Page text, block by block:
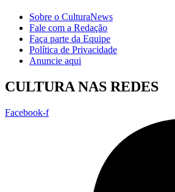
Sobre o CulturaNews
Fale com a Redação
Faça parte da Equipe
Política de Privacidade
Anuncie aqui
CULTURA NAS REDES
Facebook-f